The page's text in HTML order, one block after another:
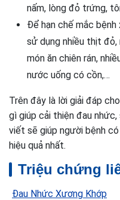
nấm, lòng đỏ trứng,
Để hạn chế mắc
sử dụng nhiều thịt đỏ,
món ăn chiên rán,
nước uống có cồn,…
Trên đây là lời giải đáp
gì giúp cải thiện đau nhức,
viết sẽ giúp người bệnh
hiệu quả nhất.
Triệu chứng
Đau Nhức Xương Khớp